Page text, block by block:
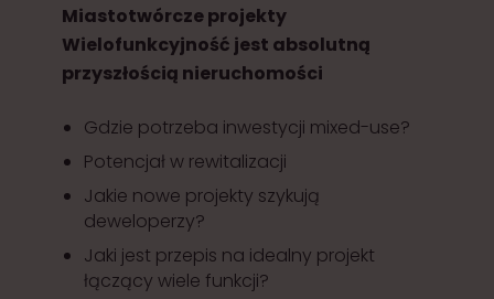
Miastotwórcze projekty
Wielofunkcyjność jest absolutną
przyszłością nieruchomości
Gdzie potrzeba inwestycji mixed-use?
Potencjał w rewitalizacji
Jakie nowe projekty szykują
deweloperzy?
Jaki jest przepis na idealny projekt
łączący wiele funkcji?